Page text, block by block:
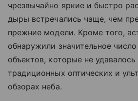
чрезвычайно яркие и быстро
дыры встречались чаще, чем
прежние модели. Кроме того,
обнаружили значительное
объектов, которые не
традиционных оптических и
обзорах неба.